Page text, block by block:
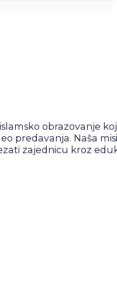
obrazovanje
predavanja. Naša
zajednicu kroz